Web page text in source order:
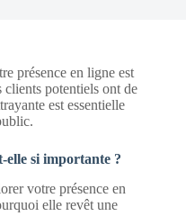
présence en ligne est
clients potentiels ont de
est essentielle
elle si importante ?
votre présence en
elle revêt une